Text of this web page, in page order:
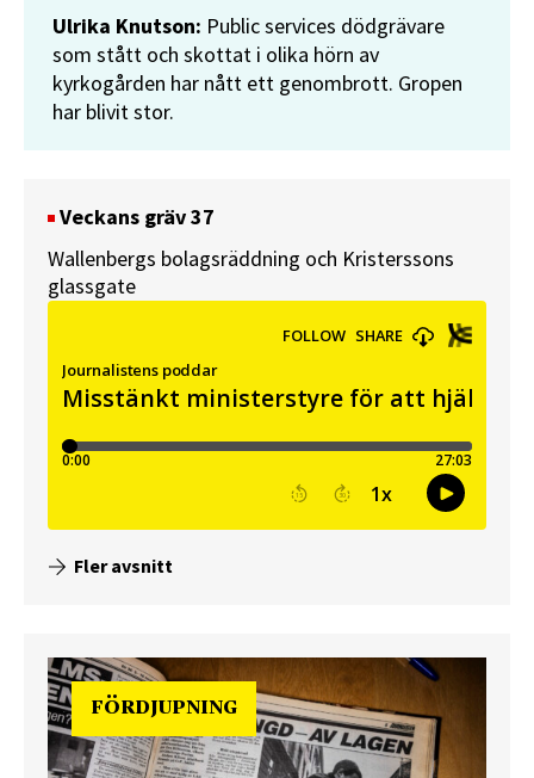
Ulrika Knutson: Public services dödgrävare
som stått och skottat i olika hörn av
kyrkogården har nått ett genombrott. Gropen
har blivit stor.
Veckans gräv 37
Wallenbergs bolagsräddning och Kristerssons
glassgate
Fler avsnitt
FÖRDJUPNING